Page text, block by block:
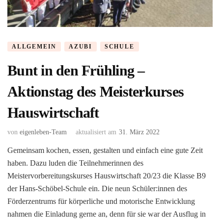
ALLGEMEIN AZUBI SCHULE
Bunt in den Frühling –
Aktionstag des Meisterkurses
Hauswirtschaft
von eigenleben-Team aktualisiert am 31. März 2022
Gemeinsam kochen, essen, gestalten und einfach eine gute Zeit
haben. Dazu luden die Teilnehmerinnen des
Meistervorbereitungskurses Hauswirtschaft 20/23 die Klasse B9
der Hans-Schöbel-Schule ein. Die neun Schüler:innen des
Förderzentrums für körperliche und motorische Entwicklung
nahmen die Einladung gerne an, denn für sie war der Ausflug in